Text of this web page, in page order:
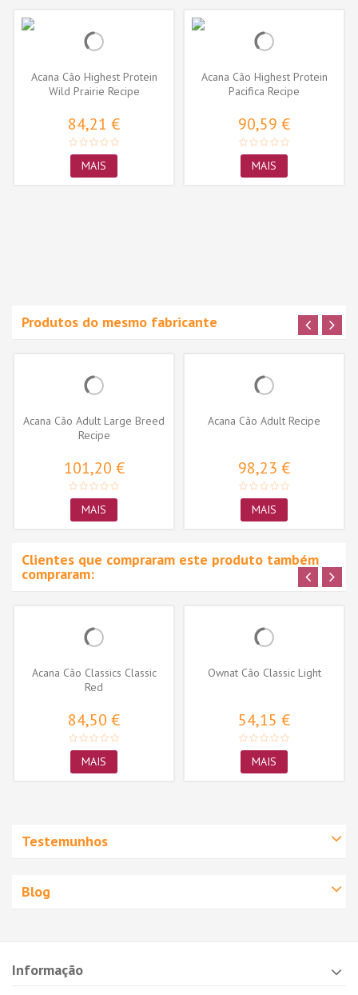
Acana Cão Highest Protein
Wild Prairie Recipe
84,21 €
MAIS
Acana Cão Highest Protein
Pacifica Recipe
90,59 €
MAIS
Produtos do mesmo fabricante
Acana Cão Adult Large Breed
Recipe
101,20 €
MAIS
Acana Cão Adult Recipe
98,23 €
MAIS
Clientes que compraram este produto também
compraram:
Acana Cão Classics Classic
Red
84,50 €
MAIS
Ownat Cão Classic Light
54,15 €
MAIS
Testemunhos
Blog
Informação